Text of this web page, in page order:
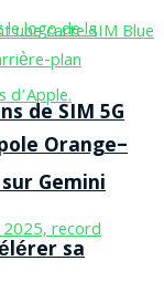
Gemini
sa
de SIM 5G
Orange–